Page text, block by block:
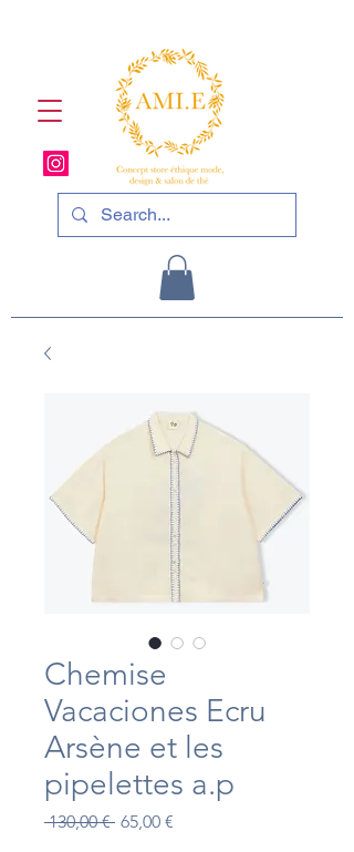
Chemise
Vacaciones Ecru
Arsène et les
pipelettes a.p
130,00 € Prix
65,00 €